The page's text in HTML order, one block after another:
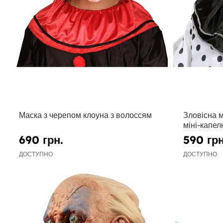
Маска з черепом клоуна з волоссям
690 грн.
ДОСТУПНО
Зловісна
міні-
590
ДОСТУПНО